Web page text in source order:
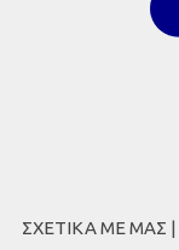
ΣΧΕΤΙΚΑ ΜΕ ΜΑΣ |